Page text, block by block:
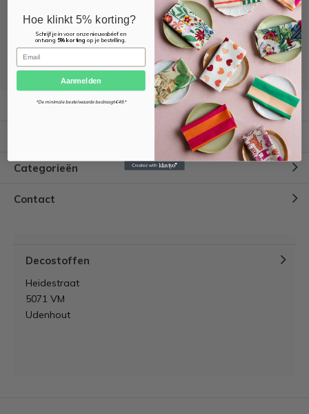
Abonneer
* Lees hier de wettelijke beperkingen
Klantenservice
Categorieën
Contact
Decostoffen
Heidestraat
5071 VM
Udenhout
Hoe klinkt 5% korting?
Schrijf je in voor onze nieuwsbrief en
ontvang 5% kortingop je bestelling.
Email
Aanmelden
*De minimale bestelwaarde bedraagt €49.*